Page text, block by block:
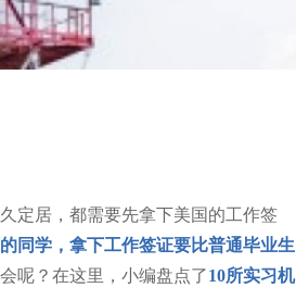
定居，都需要先拿下美国的工作签
同学，拿下工作签证要比普通毕业生
呢？在这里，小编盘点了10所实习机